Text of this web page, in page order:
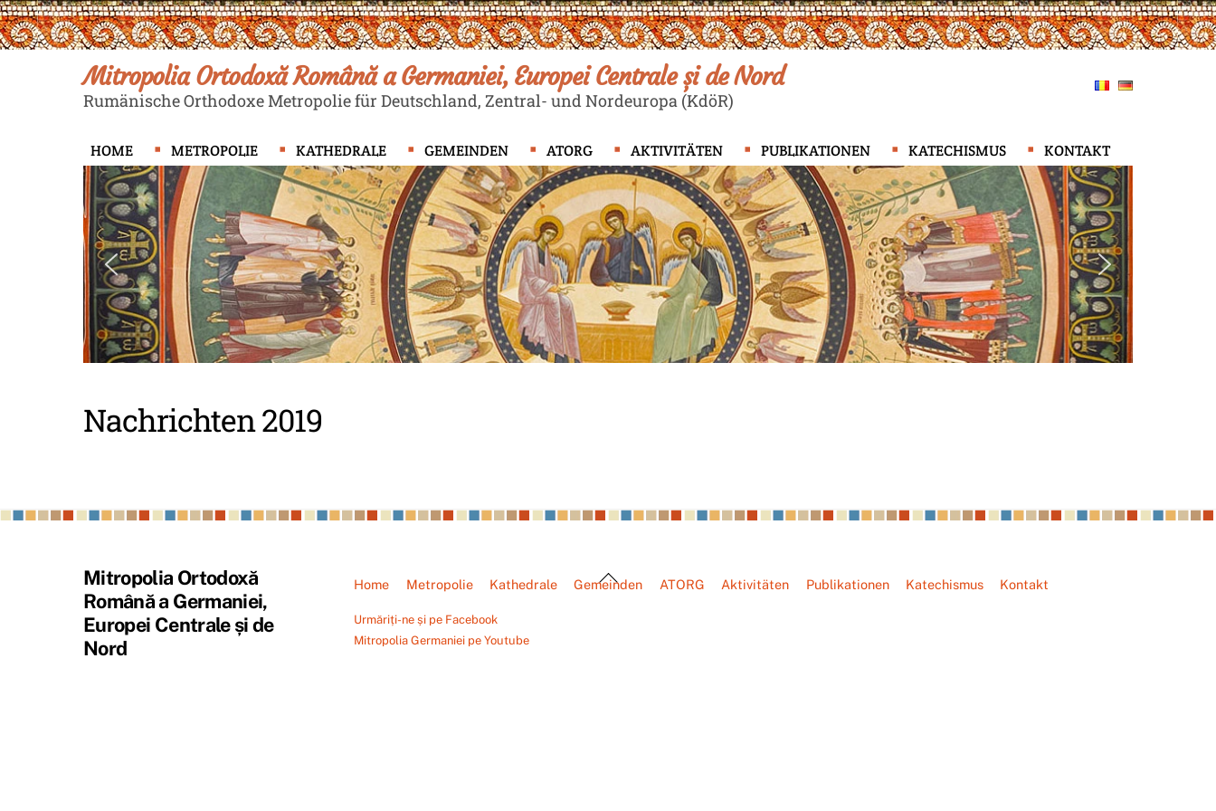
Skip
to
Mitropolia Ortodoxă Română a Germaniei, Europei Centrale și de Nord
Rumänische Orthodoxe Metropolie für Deutschland, Zentral- und Nordeuropa (KdöR)
HOME METROPOLIE KATHEDRALE GEMEINDEN ATORG AKTIVITÄTEN PUBLIKATIONEN KATECHISMUS KONTAKT
Nachrichten 2019
Back
Mitropolia Ortodoxă
Română a Germaniei,
Europei Centrale și de
Nord
Home Metropolie Kathedrale Gemeinden ATORG Aktivitäten Publikationen Katechismus Kontakt
Urmăriți-ne și pe Facebook
Mitropolia Germaniei pe Youtube